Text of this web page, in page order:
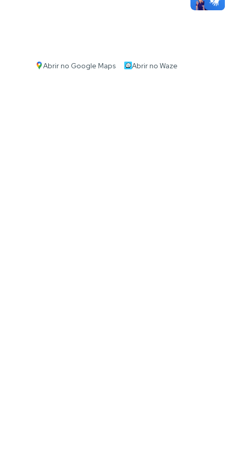
Abrir no Google Maps Abrir no Waze